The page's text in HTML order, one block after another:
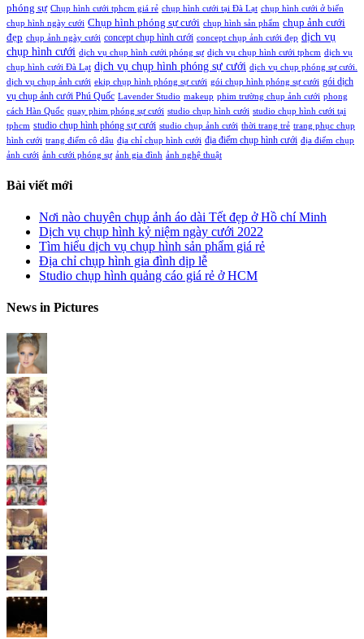
phóng sự Chụp hình cưới tphcm giá rẻ chụp hình cưới tại Đà Lạt chụp hình cưới ở biển
chụp hình ngày cưới Chụp hình phóng sự cưới chụp hình sản phẩm chụp ảnh cưới
đẹp chụp ảnh ngày cưới concept chụp hình cưới concept chụp ảnh cưới đẹp dịch vụ
chụp hình cưới dịch vụ chụp hình cưới phóng sự dịch vụ chụp hình cưới tphcm dịch vụ
chụp hình cưới Đà Lạt dịch vụ chụp hình phóng sự cưới dịch vụ chụp phóng sự cưới.
dịch vụ chụp ảnh cưới ekip chụp hình phóng sự cưới gói chụp hình phóng sự cưới gói dịch
vụ chụp ảnh cưới Phú Quốc Lavender Studio makeup phim trường chụp ảnh cưới phong
cách Hàn Quốc quay phim phóng sự cưới studio chụp hình cưới studio chụp hình cưới tại
tphcm studio chụp hình phóng sự cưới studio chụp ảnh cưới thời trang trẻ trang phục chụp
hình cưới trang điểm cô dâu địa chỉ chụp hình cưới địa điểm chụp hình cưới địa điểm chụp
ảnh cưới ảnh cưới phóng sự ảnh gia đình ảnh nghệ thuật
Bài viết mới
Nơi nào chuyên chụp ảnh áo dài Tết đẹp ở Hồ chí Minh
Dịch vụ chụp hình kỷ niệm ngày cưới 2022
Tìm hiểu dịch vụ chụp hình sản phẩm giá rẻ
Địa chỉ chụp hình gia đình dịp lễ
Studio chụp hình quảng cáo giá rẻ ở HCM
News in Pictures